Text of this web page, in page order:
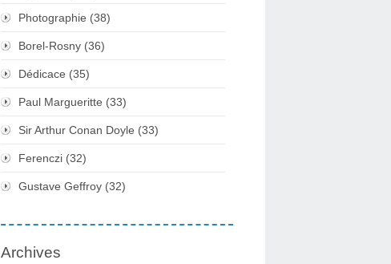
Photographie (38)
Borel-Rosny (36)
Dédicace (35)
Paul Margueritte (33)
Sir Arthur Conan Doyle (33)
Ferenczi (32)
Gustave Geffroy (32)
Archives